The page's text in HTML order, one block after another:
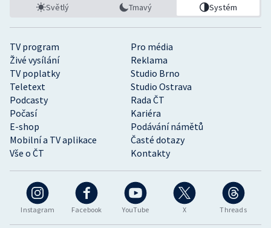
Instagram Facebook YouTube X Threads
TV program
Pro média
Živé vysílání
Reklama
TV poplatky
Studio Brno
Teletext
Studio Ostrava
Podcasty
Rada ČT
Počasí
Kariéra
E-shop
Podávání námětů
Mobilní a TV aplikace
Časté dotazy
Vše o ČT
Kontakty
Světlý Tmavý Systém